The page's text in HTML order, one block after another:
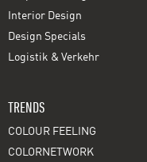
Interior Design
Design Specials
Logistik & Verkehr
TRENDS
COLOUR FEELING
COLORNETWORK